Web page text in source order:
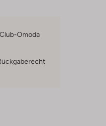
Omoda